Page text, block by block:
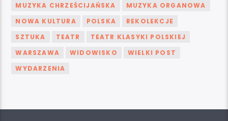
MUZYKA CHRZEŚCIJAŃSKA
MUZYKA ORGANOWA
NOWA KULTURA
POLSKA
REKOLEKCJE
SZTUKA
TEATR
TEATR KLASYKI POLSKIEJ
WARSZAWA
WIDOWISKO
WIELKI POST
WYDARZENIA